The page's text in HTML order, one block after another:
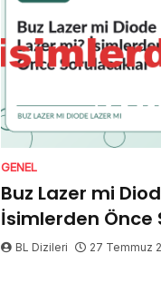
GENEL
Buz Lazer mi
İsimlerden Önce
BL Dizileri 27 Temmuz